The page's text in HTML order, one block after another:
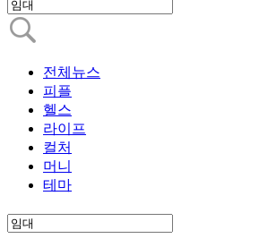
전체뉴스
피플
헬스
라이프
컬처
머니
테마